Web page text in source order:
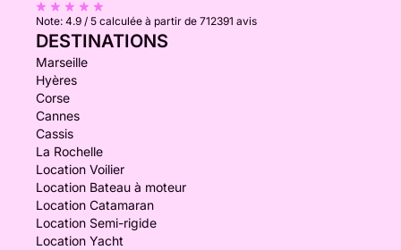
Note: 4.9 / 5 calculée à partir de 712391 avis
DESTINATIONS
Marseille
Hyères
Corse
Cannes
Cassis
La Rochelle
Location Voilier
Location Bateau à moteur
Location Catamaran
Location Semi-rigide
Location Yacht